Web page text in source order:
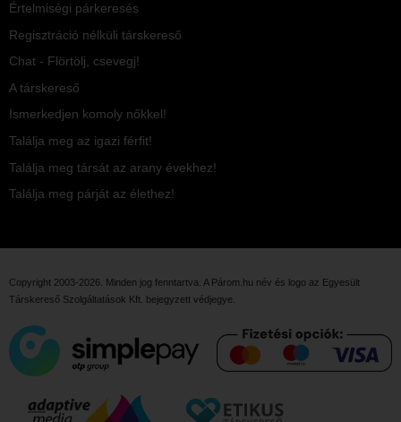
Értelmiségi párkeresés
Regisztráció nélküli társkereső
Chat - Flörtölj, csevegj!
A társkereső
Ismerkedjen komoly nőkkel!
Találja meg az igazi férfit!
Találja meg társát az arany évekhez!
Találja meg párját az élethez!
Copyright 2003-2026. Minden jog fenntartva. A Párom.hu név és logo az Egyesült
Társkereső Szolgáltatások Kft.
bejegyzett védjegye.